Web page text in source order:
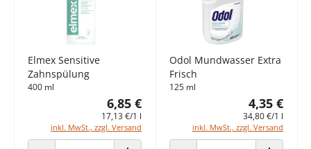
Elmex Sensitive
Zahnspülung
400 ml
6,85 €
17,13 €/1 l
inkl. MwSt., zzgl. Versand
Odol Mundwasser Extra
Frisch
125 ml
4,35 €
34,80 €/1 l
inkl. MwSt., zzgl. Versand